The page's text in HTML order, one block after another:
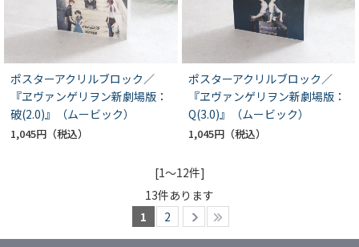
ポスターアクリルブロック／
『ヱヴァンゲリヲン新劇場版：
破(2.0)』（ムービック）
1,045円
ポスターアクリルブロック／
『ヱヴァンゲリヲン新劇場版：
Q(3.0)』（ムービック）
1,045円
[1～12件]
13件あります
1
2